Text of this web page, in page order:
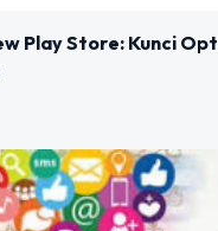
Play Store: Kunci